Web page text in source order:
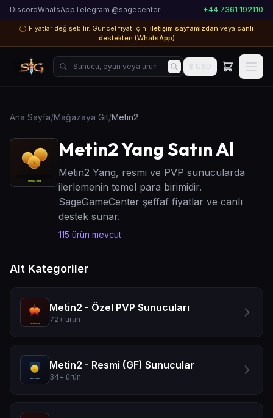
DiscordWhatsAppTelegram @sagecenter +44 7361 192110
ⓘ Fiyatlar değişebilir. Güncel fiyat için: iletişim sayfamızdan veya canlı
destekten (WhatsApp)
Sunucu, oyun veya ürün ara...$ USD
Ana Sayfa/Mağazaya Git/Metin2
Metin2 Yang Satın Al
Metin2 Yang, resmi ve PVP sunucularda
ilerlemenin temel para birimidir.
SageGameCenter şeffaf fiyatlar ve canlı
destek sunar.
115 ürün mevcut
Alt Kategoriler
Metin2 - Özel PVP Sunucuları
72+ ürün
Metin2 - Resmi (GF) Sunucular
34+ ürün